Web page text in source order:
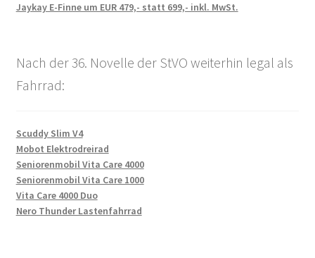
Jaykay E-Finne um EUR 479,- statt 699,- inkl. MwSt.
Nach der 36. Novelle der StVO weiterhin legal als
Fahrrad:
Scuddy Slim V4
Mobot Elektrodreirad
Seniorenmobil Vita Care 4000
Seniorenmobil Vita Care 1000
Vita Care 4000 Duo
Nero Thunder Lastenfahrrad